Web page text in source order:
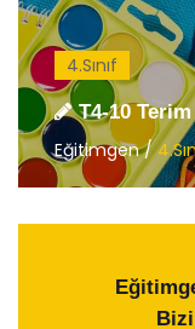
4.Sınıf
T4-10
Eğitimgen /